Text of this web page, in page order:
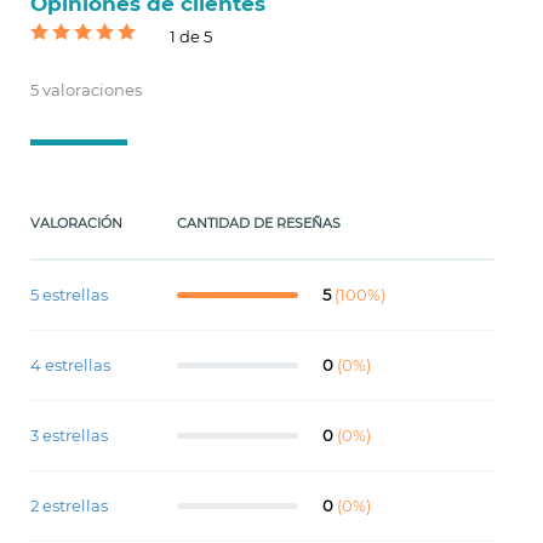
1 de 5
5 valoraciones
VALORACIÓN CANTIDAD DE RESEÑAS
5 estrellas 5 (100%)
4 estrellas 0 (0%)
3 estrellas 0 (0%)
2 estrellas 0 (0%)